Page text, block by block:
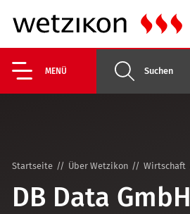
MENÜ Suchen
Startseite Über Wetzikon Wirtschaft
DB Data GmbH